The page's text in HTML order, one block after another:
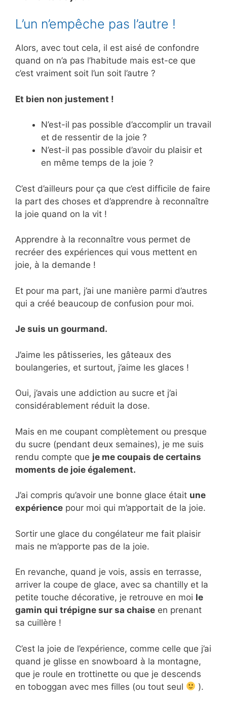
L’un n’empêche pas l’autre !
Alors, avec tout cela, il est aisé de confondre
quand on n’a pas l’habitude mais est-ce que
c’est vraiment soit l’un soit l’autre ?
Et bien non justement !
N’est-il pas possible d’accomplir un travail
et de ressentir de la joie ?
N’est-il pas possible d’avoir du plaisir et
en même temps de la joie ?
C’est d’ailleurs pour ça que c’est difficile de faire
la part des choses et d’apprendre à reconnaître
la joie quand on la vit !
Apprendre à la reconnaître vous permet de
recréer des expériences qui vous mettent en
joie, à la demande !
Et pour ma part, j’ai une manière parmi d’autres
qui a créé beaucoup de confusion pour moi.
Je suis un gourmand.
J’aime les pâtisseries, les gâteaux des
boulangeries, et surtout, j’aime les glaces !
Oui, j’avais une addiction au sucre et j’ai
considérablement réduit la dose.
Mais en me coupant complètement ou presque
du sucre (pendant deux semaines), je me suis
rendu compte que je me coupais de certains
moments de joie également.
J’ai compris qu’avoir une bonne glace était une
expérience pour moi qui m’apportait de la joie.
Sortir une glace du congélateur me fait plaisir
mais ne m’apporte pas de la joie.
En revanche, quand je vois, assis en terrasse,
arriver la coupe de glace, avec sa chantilly et la
petite touche décorative, je retrouve en moi le
gamin qui trépigne sur sa chaise en prenant
sa cuillère !
C’est la joie de l’expérience, comme celle que j’ai
quand je glisse en snowboard à la montagne,
que je roule en trottinette ou que je descends
en toboggan avec mes filles (ou tout seul
).